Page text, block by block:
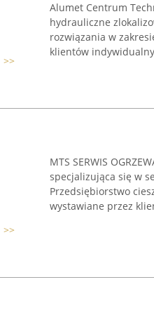
>>
Alumet Centrum
hydrauliczne
rozwiązania w
klientów
>>
MTS SERWIS
specjalizująca się w
Przedsiębiorstwo
wystawiane przez